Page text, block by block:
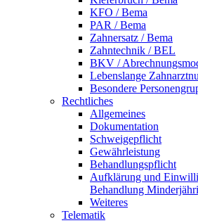
KFO / Bema
PAR / Bema
Zahnersatz / Bema
Zahntechnik / BEL
BKV /
Lebenslange
Besondere
Rechtliches
Allgemeines
Dokumentation
Schweigepflicht
Gewährleistung
Behandlungspflicht
Aufklärung und
Behandlung
Weiteres
Telematik